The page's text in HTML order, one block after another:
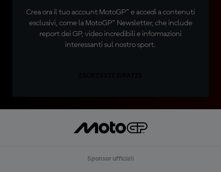
Crea ora il tuo account MotoGP™ e accedi a contenuti
esclusivi, come la MotoGP™ Newsletter, che include
report dei GP, video incredibili e informazioni
interessanti sul nostro sport.
Sponsor ufficiali